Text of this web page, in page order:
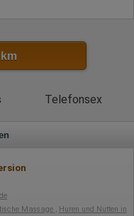
Telefonsex
Massage , Huren und Nutten in